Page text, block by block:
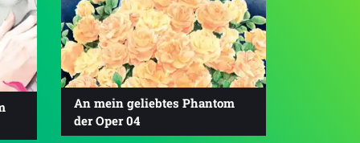
An mein geliebtes Phantom
der Oper 04